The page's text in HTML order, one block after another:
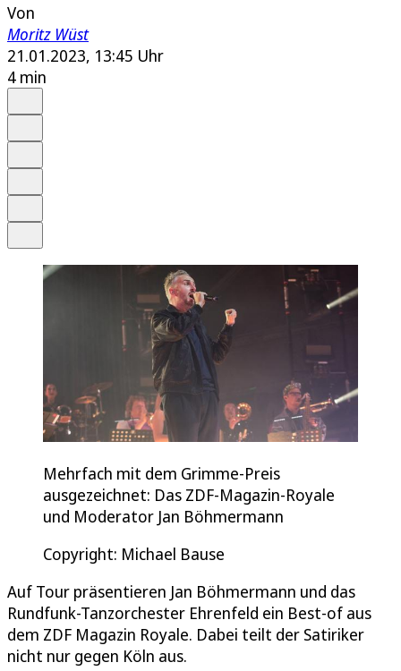
Von
Moritz Wüst
21.01.2023, 13:45 Uhr
4 min
Mehrfach mit dem Grimme-Preis
ausgezeichnet: Das ZDF-Magazin-Royale
und Moderator Jan Böhmermann
Copyright: Michael Bause
Auf Tour präsentieren Jan Böhmermann und das
Rundfunk-Tanzorchester Ehrenfeld ein Best-of aus
dem ZDF Magazin Royale. Dabei teilt der Satiriker
nicht nur gegen Köln aus.